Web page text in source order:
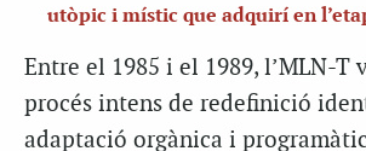
utòpic i místic que adquirí en
Entre el 1985 i el 1989, l’MLN-T
procés intens de redefinició
adaptació orgànica i